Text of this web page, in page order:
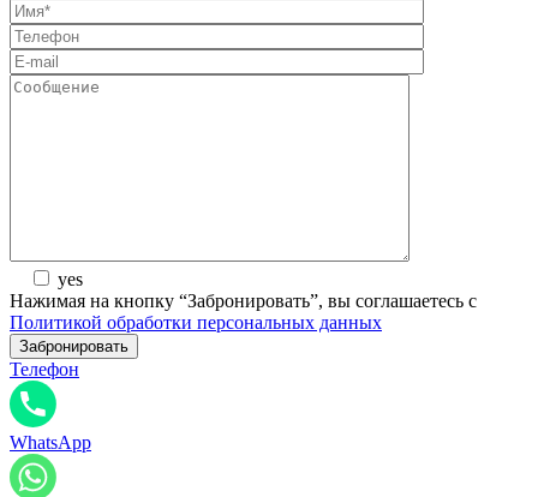
yes
Нажимая на кнопку “Забронировать”, вы соглашаетесь с
Политикой обработки персональных данных
Телефон
WhatsApp